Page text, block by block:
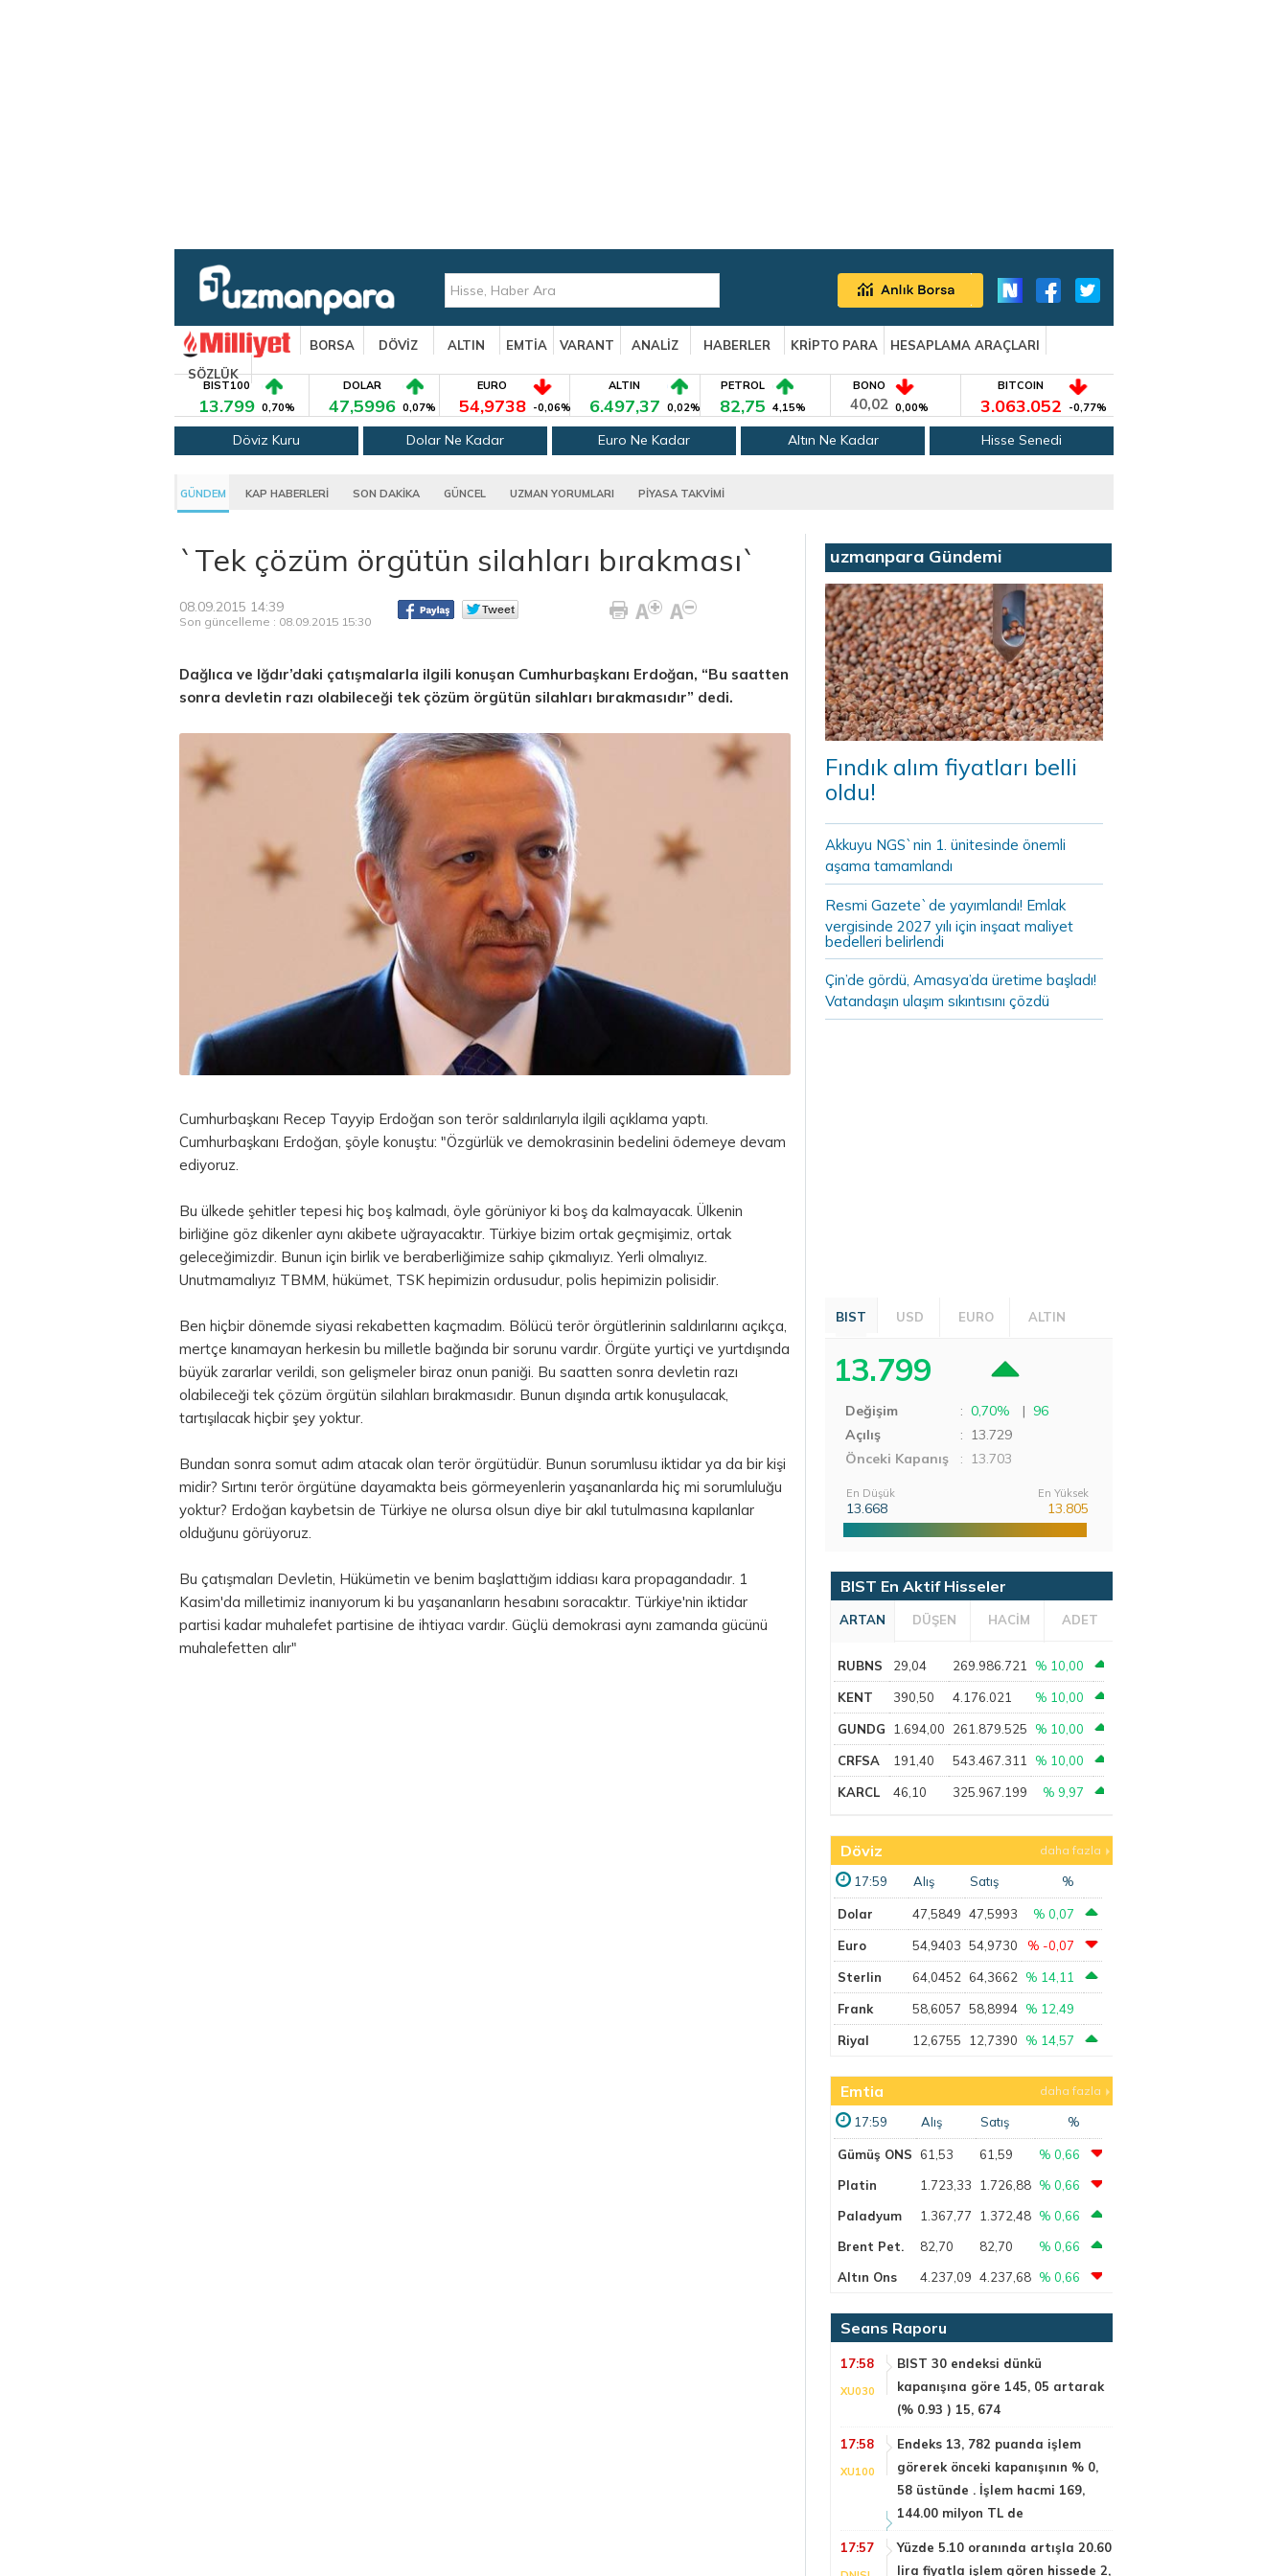
BORSA DÖVİZ ALTIN EMTİA VARANT ANALİZ HABERLER KRİPTO PARA
HESAPLAMA ARAÇLARI
SÖZLÜK
BIST100
13.799 0,70%
DOLAR
47,5996 0,07%
EURO
54,9738 -0,06%
ALTIN
6.497,37 0,02%
PETROL
82,75 4,15%
BONO
40,02 0,00%
BITCOIN
3.063.052 -0,77%
Döviz Kuru Dolar Ne Kadar Euro Ne Kadar Altın Ne Kadar Hisse Senedi
GÜNDEM KAP HABERLERİ SON DAKİKA GÜNCEL UZMAN YORUMLARI PİYASA TAKVİMİ
`Tek çözüm örgütün silahları bırakması`
08.09.2015 14:39
Son güncelleme : 08.09.2015 15:30
Dağlıca ve Iğdır’daki çatışmalarla ilgili konuşan Cumhurbaşkanı Erdoğan, “Bu saatten
sonra devletin razı olabileceği tek çözüm örgütün silahları bırakmasıdır” dedi.
Cumhurbaşkanı Recep Tayyip Erdoğan son terör saldırılarıyla ilgili açıklama yaptı.
Cumhurbaşkanı Erdoğan, şöyle konuştu: "Özgürlük ve demokrasinin bedelini ödemeye devam
ediyoruz.
Bu ülkede şehitler tepesi hiç boş kalmadı, öyle görüniyor ki boş da kalmayacak. Ülkenin
birliğine göz dikenler aynı akibete uğrayacaktır. Türkiye bizim ortak geçmişimiz, ortak
geleceğimizdir. Bunun için birlik ve beraberliğimize sahip çıkmalıyız. Yerli olmalıyız.
Unutmamalıyız TBMM, hükümet, TSK hepimizin ordusudur, polis hepimizin polisidir.
Ben hiçbir dönemde siyasi rekabetten kaçmadım. Bölücü terör örgütlerinin saldırılarını açıkça,
mertçe kınamayan herkesin bu milletle bağında bir sorunu vardır. Örgüte yurtiçi ve yurtdışında
büyük zararlar verildi, son gelişmeler biraz onun paniği. Bu saatten sonra devletin razı
olabileceği tek çözüm örgütün silahları bırakmasıdır. Bunun dışında artık konuşulacak,
tartışılacak hiçbir şey yoktur.
Bundan sonra somut adım atacak olan terör örgütüdür. Bunun sorumlusu iktidar ya da bir kişi
midir? Sırtını terör örgütüne dayamakta beis görmeyenlerin yaşananlarda hiç mi sorumluluğu
yoktur? Erdoğan kaybetsin de Türkiye ne olursa olsun diye bir akıl tutulmasına kapılanlar
olduğunu görüyoruz.
Bu çatışmaları Devletin, Hükümetin ve benim başlattığım iddiası kara propagandadır. 1
Kasim'da milletimiz inanıyorum ki bu yaşananların hesabını soracaktır. Türkiye'nin iktidar
partisi kadar muhalefet partisine de ihtiyacı vardır. Güçlü demokrasi aynı zamanda gücünü
muhalefetten alır"
uzmanpara Gündemi
Fındık alım fiyatları belli
oldu!
Akkuyu NGS`nin 1. ünitesinde önemli
aşama tamamlandı
Resmi Gazete`de yayımlandı! Emlak
vergisinde 2027 yılı için inşaat maliyet
bedelleri belirlendi
Çin’de gördü, Amasya’da üretime başladı!
Vatandaşın ulaşım sıkıntısını çözdü
BIST USD EURO ALTIN
13.799
Değişim : 0,70% | 96
Açılış
: 13.729
Önceki Kapanış
: 13.703
En Düşük
13.668
En Yüksek
13.805
BIST En Aktif Hisseler
ARTAN DÜŞEN HACİM ADET
RUBNS 29,04 269.986.721 % 10,00
KENT 390,50 4.176.021 % 10,00
GUNDG 1.694,00 261.879.525 % 10,00
CRFSA 191,40 543.467.311 % 10,00
KARCL 46,10 325.967.199 % 9,97
Döviz daha fazla
17:59 Alış Satış %
Dolar 47,5849 47,5993 % 0,07
Euro 54,9403 54,9730 % -0,07
Sterlin 64,0452 64,3662 % 14,11
Frank 58,6057 58,8994 % 12,49
Riyal 12,6755 12,7390 % 14,57
Emtia daha fazla
17:59 Alış Satış %
Gümüş ONS 61,53 61,59
% 0,66
Platin
1.723,33 1.726,88 % 0,66
Paladyum
1.367,77 1.372,48 % 0,66
Brent Pet.
82,70 82,70
% 0,66
Altın Ons
4.237,09 4.237,68 % 0,66
Seans Raporu
17:58
XU030
BIST 30 endeksi dünkü
kapanışına göre 145, 05 artarak
(% 0.93 ) 15, 674
17:58
XU100
Endeks 13, 782 puanda işlem
görerek önceki kapanışının % 0,
58 üstünde . İşlem hacmi 169,
144.00 milyon TL de
17:57
Yüzde 5.10 oranında artışla 20.60
lira fiyatla işlem gören hissede 2,